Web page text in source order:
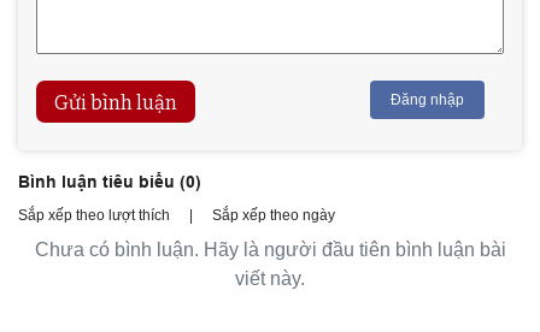
Gửi bình luận Đăng nhập
Bình luận tiêu biểu (0)
Sắp xếp theo lượt thích Sắp xếp theo ngày
Chưa có bình luận. Hãy là người đầu tiên bình luận bài
viết này.